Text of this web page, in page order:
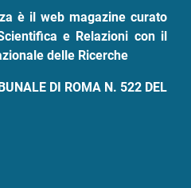
è il web magazine curato
e Relazioni con il
delle Ricerche
DI ROMA N. 522 DEL